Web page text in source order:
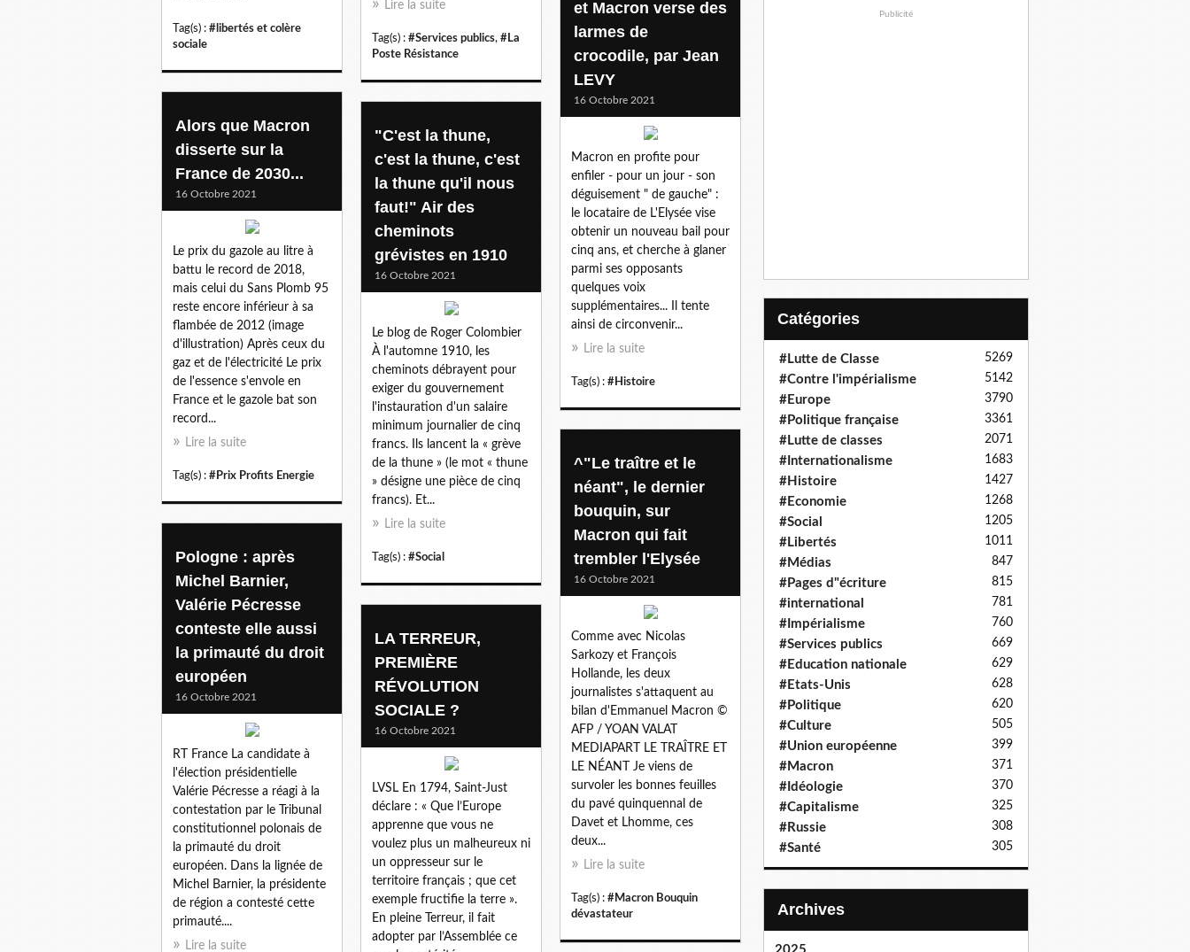
Tag(s) : #libertés et colère
sociale
Lire la suite
Tag(s) : #Services publics, #La
Poste Résistance
et Macron verse des
larmes de
crocodile, par Jean
LEVY
16 Octobre 2021
Macron en profite pour
enfiler - pour un jour - son
déguisement " de gauche" :
le locataire de L'Elysée vise
obtenir un nouveau bail pour
cinq ans, et cherche à glaner
parmi ses opposants
quelques voix
supplémentaires... Il tente
ainsi de circonvenir...
Lire la suite
Tag(s) : #Histoire
Alors que Macron
disserte sur la
France de 2030...
16 Octobre 2021
Le prix du gazole au litre à
battu le record de 2018,
mais celui du Sans Plomb 95
reste encore inférieur à sa
flambée de 2012 (image
d'illustration) Après ceux du
gaz et de l'électricité Le prix
de l'essence s'envole en
France et le gazole bat son
record...
Lire la suite
Tag(s) : #Prix Profits Energie
"C'est la thune,
c'est la thune, c'est
la thune qu'il nous
faut!" Air des
cheminots
grévistes en 1910
16 Octobre 2021
Le blog de Roger Colombier
À l'automne 1910, les
cheminots débrayent pour
exiger du gouvernement
l'instauration d'un salaire
minimum journalier de cinq
francs. Ils lancent la « grève
de la thune » (le mot « thune
» désigne une pièce de cinq
francs). Et...
Lire la suite
Tag(s) : #Social
^"Le traître et le
néant", le dernier
bouquin, sur
Macron qui fait
trembler l'Elysée
16 Octobre 2021
Comme avec Nicolas
Sarkozy et François
Hollande, les deux
journalistes s'attaquent au
bilan d'Emmanuel Macron ©
AFP / YOAN VALAT
MEDIAPART LE TRAÎTRE ET
LE NÉANT Je viens de
survoler les bonnes feuilles
du pavé quinquennal de
Davet et Lhomme, ces
deux...
Lire la suite
Tag(s) : #Macron Bouquin
dévastateur
Pologne : après
Michel Barnier,
Valérie Pécresse
conteste elle aussi
la primauté du droit
européen
16 Octobre 2021
RT France La candidate à
l'élection présidentielle
Valérie Pécresse a réagi à la
contestation par le Tribunal
constitutionnel polonais de
la primauté du droit
européen. Dans la lignée de
Michel Barnier, la présidente
de région a contesté cette
primauté....
Lire la suite
LA TERREUR,
PREMIÈRE
RÉVOLUTION
SOCIALE ?
16 Octobre 2021
LVSL En 1794, Saint-Just
déclare : « Que l’Europe
apprenne que vous ne
voulez plus un malheureux ni
un oppresseur sur le
territoire français ; que cet
exemple fructifie la terre ».
En pleine Terreur, il fait
adopter par l’Assemblée ce
Publicité
Catégories
#Lutte de Classe 5269
#Contre l'impérialisme 5142
#Europe 3790
#Politique française 3361
#Lutte de classes 2071
#Internationalisme 1683
#Histoire 1427
#Economie 1268
#Social 1205
#Libertés 1011
#Médias 847
#Pages d"écriture 815
#international 781
#Impérialisme 760
#Services publics 669
#Education nationale 629
#Etats-Unis 628
#Politique 620
#Culture 505
#Union européenne 399
#Macron 371
#Idéologie 370
#Capitalisme 325
#Russie 308
#Santé 305
Archives